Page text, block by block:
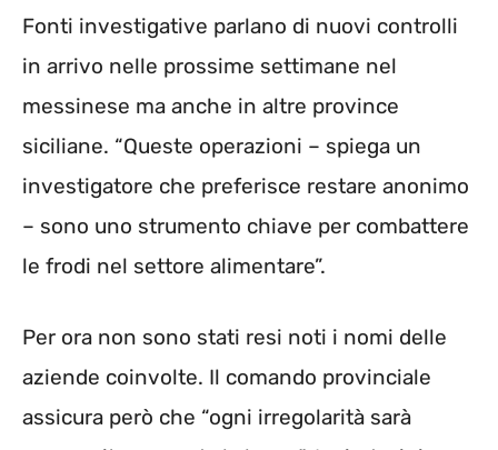
Fonti investigative parlano di nuovi controlli
in arrivo nelle prossime settimane nel
messinese ma anche in altre province
siciliane. “Queste operazioni – spiega un
investigatore che preferisce restare anonimo
– sono uno strumento chiave per combattere
le frodi nel settore alimentare”.
Per ora non sono stati resi noti i nomi delle
aziende coinvolte. Il comando provinciale
assicura però che “ogni irregolarità sarà